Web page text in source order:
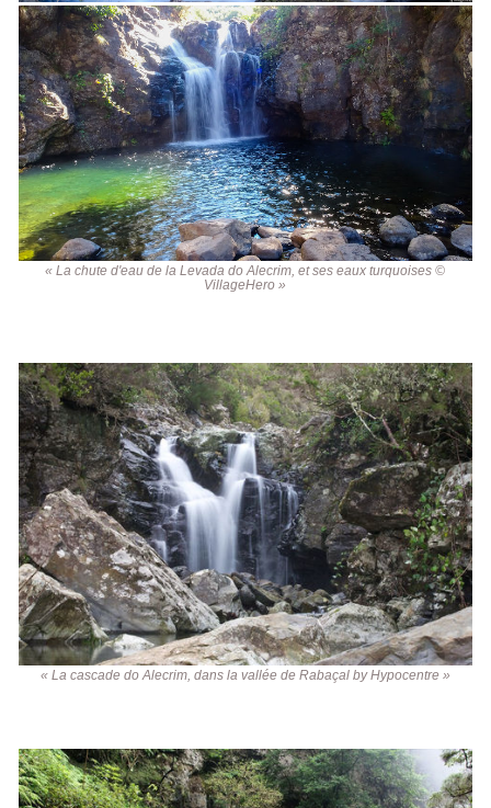
« La chute d'eau de la Levada do Alecrim, et ses eaux turquoises ©
VillageHero »
« La cascade do Alecrim, dans la vallée de Rabaçal by Hypocentre »